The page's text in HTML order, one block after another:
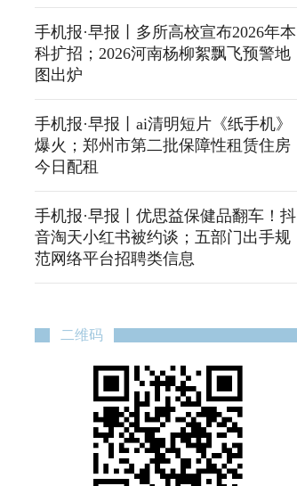
手机报·早报丨多所高校宣布2026年本
科扩招；2026河南杨柳絮飘飞预警地
图出炉
手机报·早报丨ai清明短片《纸手机》
爆火；郑州市第二批保障性租赁住房
今日配租
手机报·早报丨优思益保健品翻车！抖
音淘天小红书被约谈；五部门出手规
范网络平台招聘类信息
二维码